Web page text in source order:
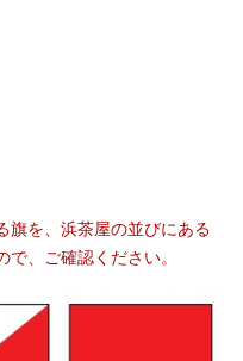
を、浜茶屋の並びにある
、ご確認ください。